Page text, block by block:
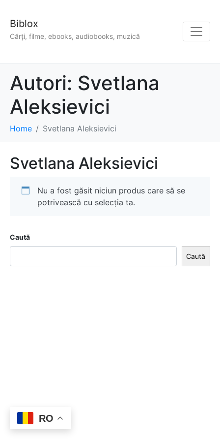
Biblox
Cărți, filme, ebooks, audiobooks, muzică
Autori: Svetlana
Aleksievici
Home Svetlana Aleksievici
Svetlana Aleksievici
Nu a fost găsit niciun produs care să se
potrivească cu selecția ta.
Caută
Caută
RO